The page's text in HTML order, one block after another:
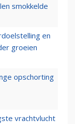
smokkelde
en
groeien
opschorting
vrachtvlucht